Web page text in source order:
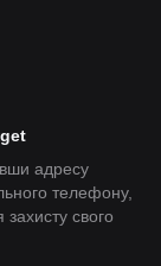
адресу
телефону,
захисту свого